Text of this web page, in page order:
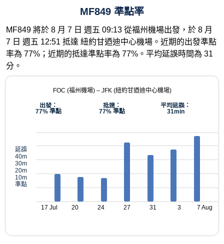
MF849 準點率
MF849 將於 8 月 7 日 週五 09:13 從福州機場出發，於 8 月
7 日 週五 12:51 抵達 紐約甘迺迪中心機場。近期的出發準點
率為 77%；近期的抵達準點率為 77%。平均延誤時間為 31
分。
FOC (福州機場) – JFK (紐約甘迺迪中心機場)
出發：
77% 準點
抵達：
77% 準點
平均延誤：
31min
延誤
40m
30m
20m
10m
準點
17 Jul 20 24 27 31 3 7 Aug